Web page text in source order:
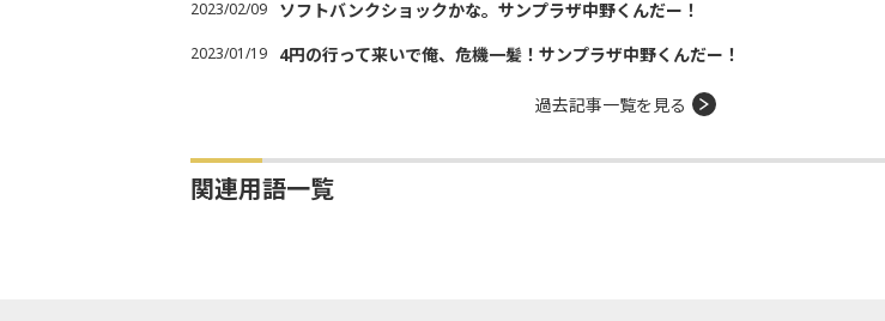
2023/02/09 ソフトバンクショックかな。サンプラザ中野くんだー！
2023/01/19 4円の行って来いで俺、危機一髪！サンプラザ中野くんだー！
過去記事一覧を見る
関連用語一覧